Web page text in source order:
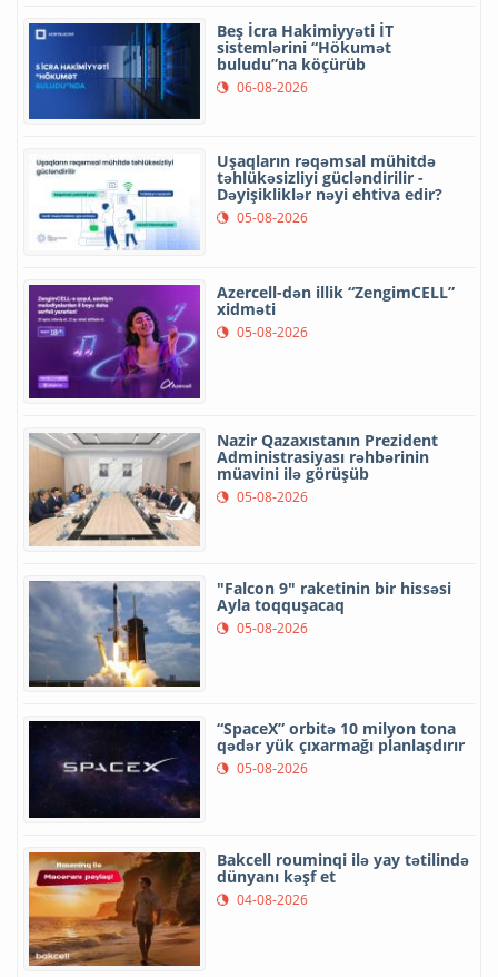
Beş İcra Hakimiyyəti İT
sistemlərini “Hökumət
buludu”na köçürüb
06-08-2026
Uşaqların rəqəmsal mühitdə
təhlükəsizliyi gücləndirilir -
Dəyişikliklər nəyi ehtiva edir?
05-08-2026
Azercell-dən illik “ZengimCELL”
xidməti
05-08-2026
Nazir Qazaxıstanın Prezident
Administrasiyası rəhbərinin
müavini ilə görüşüb
05-08-2026
"Falcon 9" raketinin bir hissəsi
Ayla toqquşacaq
05-08-2026
“SpaceX” orbitə 10 milyon tona
qədər yük çıxarmağı planlaşdırır
05-08-2026
Bakcell rouminqi ilə yay tətilində
dünyanı kəşf et
04-08-2026